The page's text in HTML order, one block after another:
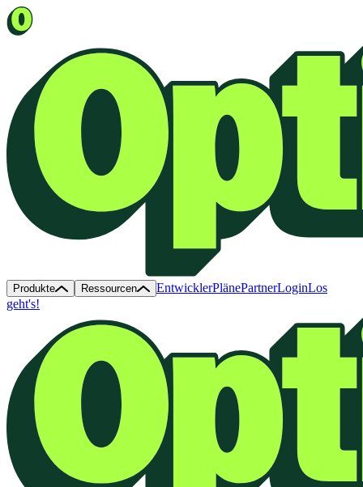
Produkte Ressourcen EntwicklerPlänePartnerLoginLos
geht's!